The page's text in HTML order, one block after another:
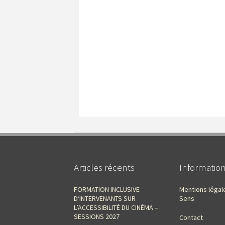
Articles récents
FORMATION INCLUSIVE
D‘INTERVENANTS SUR
L’ACCESSIBILITÉ DU CINÉMA –
SESSIONS 2027
Mentions
Sens
Contact